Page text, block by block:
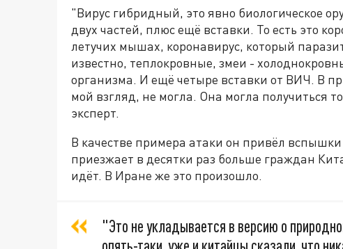
"Вирус гибридный, это явно биологическое
двух частей, плюс ещё вставки. То есть это
летучих мышах, коронавирус, который
известно, теплокровные, змеи -
организма. И ещё четыре вставки от ВИЧ. В
мой взгляд, не могла. Она могла получиться
эксперт.
В качестве примера атаки он привёл
приезжает в десятки раз больше граждан
идёт. В Иране же это произошло.
"Это не укладывается в версию о